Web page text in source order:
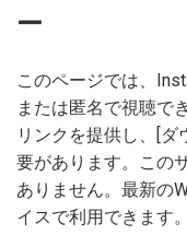
ー
このページでは、
または匿名で視聴で
リンクを提供し、[
要があります。この
ありません。最新の
イスで利用できます。